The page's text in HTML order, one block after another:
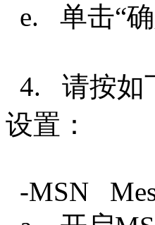
e. 单击“
4. 请按如
设置：
-MSN